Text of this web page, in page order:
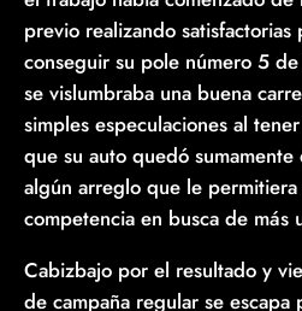
previo realizando
conseguir su pole número 5
se vislumbraba una buena
simples especulaciones al
que su auto quedó
algún arreglo que le
competencia en busca de más
Cabizbajo por el resultado y
de campaña regular se escapa